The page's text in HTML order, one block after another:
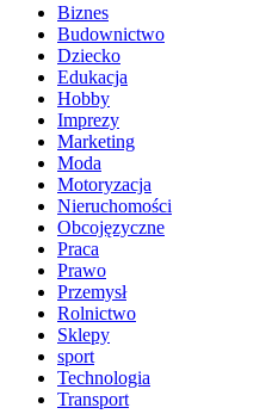
Biznes
Budownictwo
Dziecko
Edukacja
Hobby
Imprezy
Marketing
Moda
Motoryzacja
Nieruchomości
Obcojęzyczne
Praca
Prawo
Przemysł
Rolnictwo
Sklepy
sport
Technologia
Transport